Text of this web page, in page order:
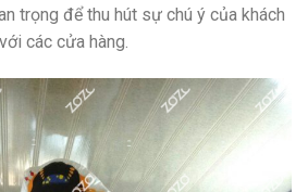
trọng để thu hút sự chú ý của khách
các cửa hàng.